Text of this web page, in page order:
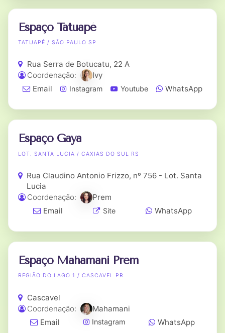
Espaço Tatuapé
TATUAPÉ / SÃO PAULO SP
Rua Serra de Botucatu, 22 A
Coordenação:
Ivy
Email
Instagram Youtube WhatsApp
Espaço Gaya
LOT. SANTA LUCIA / CAXIAS DO SUL RS
Rua Claudino Antonio Frizzo, nº 756 - Lot. Santa
Lucia
Coordenação:
Prem
Email
Site WhatsApp
Espaço Mahamani Prem
REGIÃO DO LAGO 1 / CASCAVEL PR
Cascavel
Coordenação:
Mahamani
Email
Instagram WhatsApp